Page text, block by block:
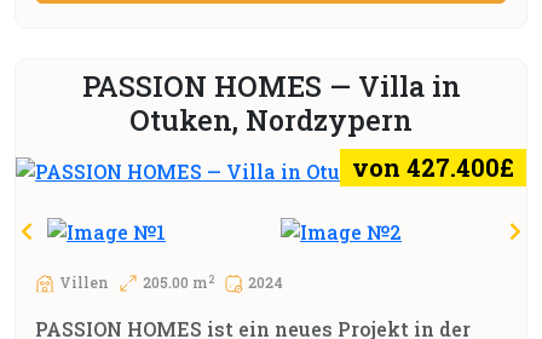
PASSION HOMES — Villa in
Otuken, Nordzypern
von 427.400£
Villen 205.00 m2 2024
PASSION HOMES ist ein neues Projekt in der